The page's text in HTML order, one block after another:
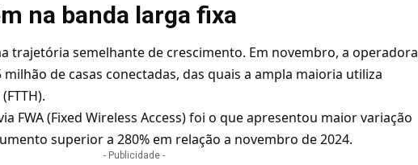
na banda larga fixa
trajetória semelhante de crescimento. Em novembro, a operadora
de casas conectadas, das quais a ampla maioria utiliza
FWA (Fixed Wireless Access) foi o que apresentou maior variação
superior a 280% em relação a novembro de 2024.
- Publicidade -